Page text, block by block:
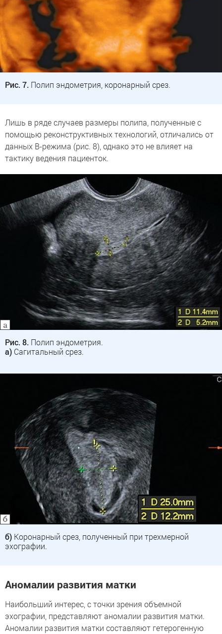
Рис. 7. Полип эндометрия, коронарный срез.
Лишь в ряде случаев размеры полипа, полученные с
помощью реконструктивных технологий, отличались от
данных В-режима (рис. 8), однако это не влияет на
тактику ведения пациенток.
Рис. 8. Полип эндометрия.
а) Сагитальный срез.
б) Коронарный срез, полученный при трехмерной
эхографии.
Аномалии развития матки
Наибольший интерес, с точки зрения объемной
эхографии, представляют аномалии развития матки.
Аномалии развития матки составляют гетерогенную